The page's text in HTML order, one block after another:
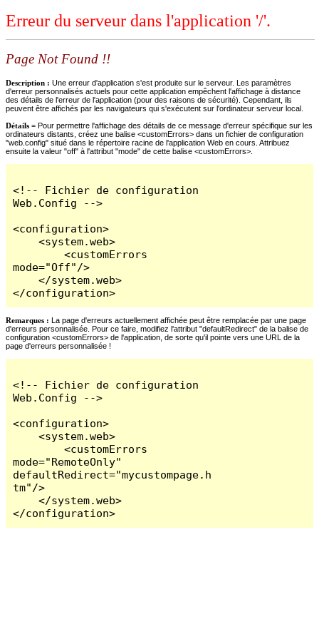
Erreur du serveur dans l'application '/'.
Page Not Found !!
Description : Une erreur d'application s'est produite sur le serveur. Les paramètres
d'erreur personnalisés actuels pour cette application empêchent l'affichage à distance
des détails de l'erreur de l'application (pour des raisons de sécurité). Cependant, ils
peuvent être affichés par les navigateurs qui s'exécutent sur l'ordinateur serveur local.
Détails = Pour permettre l'affichage des détails de ce message d'erreur spécifique sur les
ordinateurs distants, créez une balise <customErrors> dans un fichier de configuration
"web.config" situé dans le répertoire racine de l'application Web en cours. Attribuez
ensuite la valeur "off" à l'attribut "mode" de cette balise <customErrors>.
<!-- Fichier de configuration
Web.Config -->
<configuration>
    <system.web>
        <customErrors
mode="Off"/>
    </system.web>
</configuration>
Remarques : La page d'erreurs actuellement affichée peut être remplacée par une page
d'erreurs personnalisée. Pour ce faire, modifiez l'attribut "defaultRedirect" de la balise de
configuration <customErrors> de l'application, de sorte qu'il pointe vers une URL de la
page d'erreurs personnalisée !
<!-- Fichier de configuration
Web.Config -->
<configuration>
    <system.web>
        <customErrors
mode="RemoteOnly"
defaultRedirect="mycustompage.h
tm"/>
    </system.web>
</configuration>